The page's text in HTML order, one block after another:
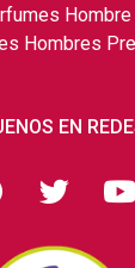
Hombre
Hombres
EN